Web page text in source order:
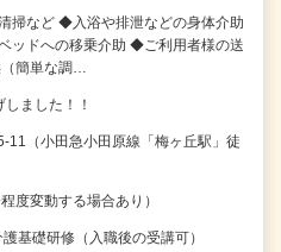
掃など ◆入浴や排泄などの身体介助
ッドへの移乗介助 ◆ご利用者様の送
簡単な調…
ました！！
11（小田急小田原線「梅ヶ丘駅」徒
度変動する場合あり）
基礎研修（入職後の受講可）